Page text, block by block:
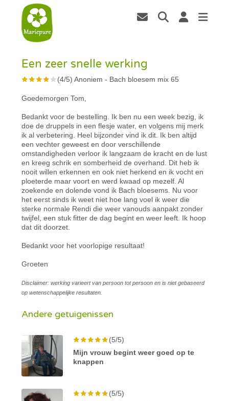
Een zeer snelle werking
(4/5)Anoniem - Bach bloesem mix 65
Goedemorgen Tom,
Bedankt voor de bestelling. Ik ben nu een week bezig, ik
doe de druppels in een flesje water, en volgens mij merk
ik al verbetering. Heel bijzonder vind ik dit. Ik ben altijd
een vechter geweest en door verschillende
omstandigheden verloor ik langzaam de kracht en de lust
en kreeg schrik en somberheid de overhand. Dit heb ik
nooit willen erkennen en ook niet herkend en ik vocht en
ploeterde maar voort en werd kwaad op mezelf. Al
zoekende en dolende vond ik Bach bloesems. Nu voor
het eerst sinds ik weet niet hoe lang voel ik weer die
sterke normale Rendi die weer vanouds aanpakt zonder
twijfel, een stuk fitter de dag begint en weer leeft. Ik hoop
dat dit doorzet.
Bedankt voor het voorlopige resultaat!
Groeten
Disclaimer: werking varieert van persoon tot persoon en is niet gebaseerd
op wetenschappelijke resultaten.
Andere getuigenissen
(5/5)
Mijn vrouw begint weer goed op te
knappen
(5/5)